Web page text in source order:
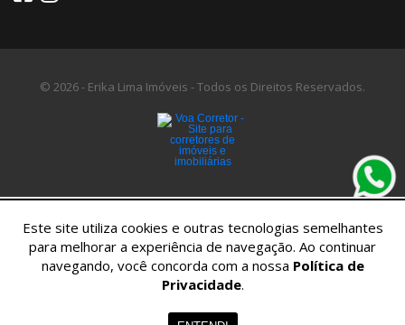
Imóveis
© 2026 - Erika Lima Imóveis - Todos os Direitos Reservados.
Este site utiliza cookies e outras tecnologias semelhantes
para melhorar a experiência de navegação. Ao continuar
navegando, você concorda com a nossa Política de
Privacidade.